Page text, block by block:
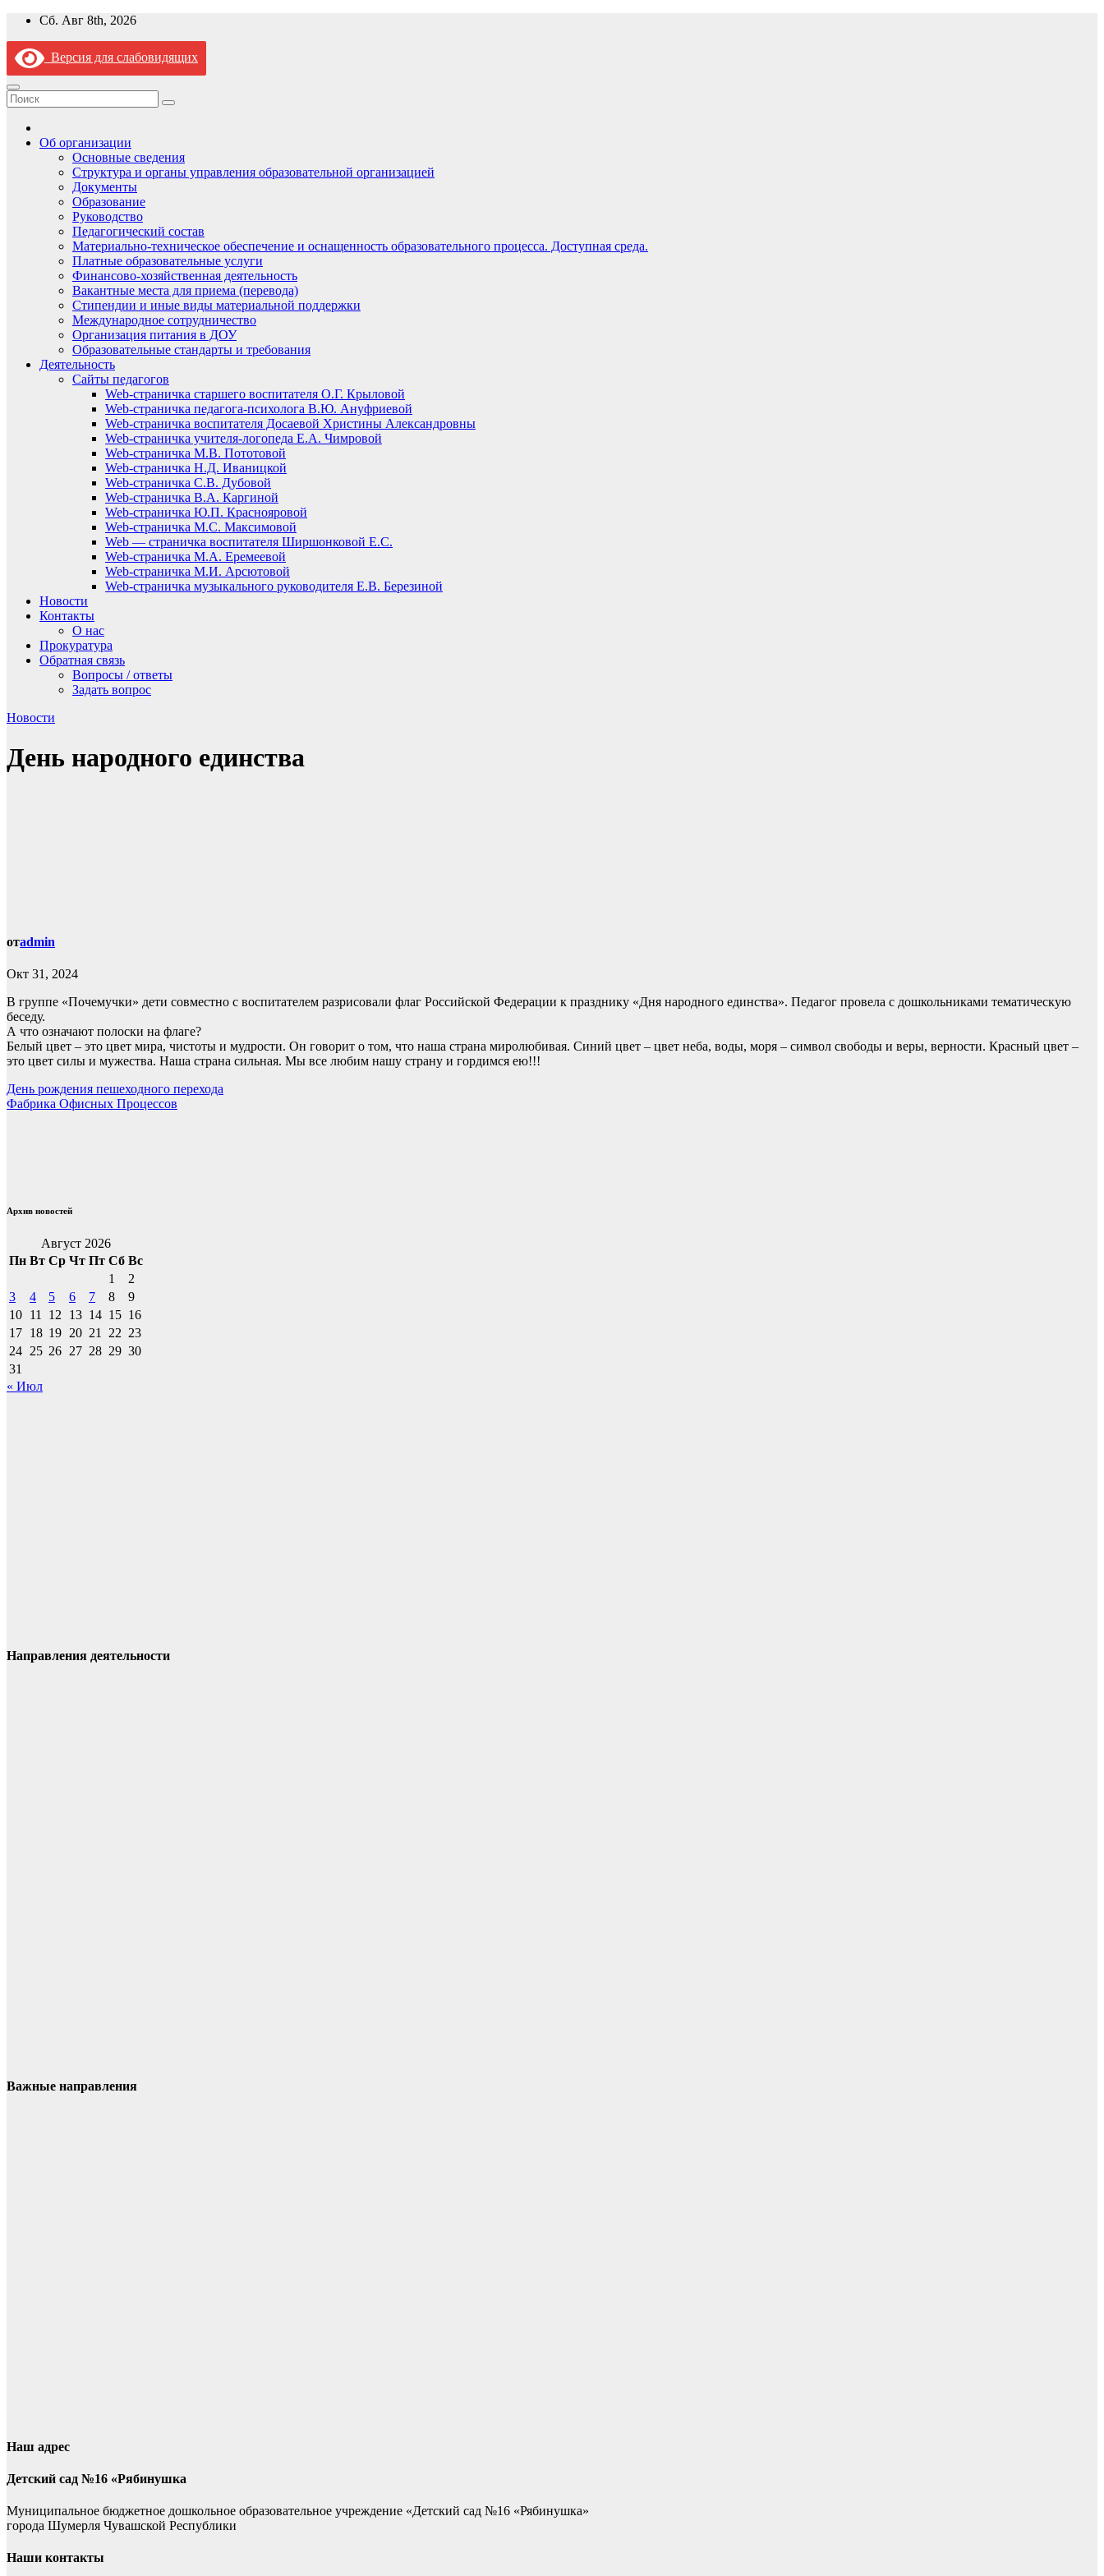
Перейти
содержимому
Сб. Авг 8th, 2026
Версия для слабовидящих
Об организации
Основные сведения
Структура и органы управления образовательной организацией
Документы
Образование
Руководство
Педагогический состав
Материально-техническое обеспечение и оснащенность образовательного процесса. Доступная среда.
Платные образовательные услуги
Финансово-хозяйственная деятельность
Вакантные места для приема (перевода)
Стипендии и иные виды материальной поддержки
Международное сотрудничество
Организация питания в ДОУ
Образовательные стандарты и требования
Деятельность
Сайты педагогов
Web-страничка старшего воспитателя О.Г. Крыловой
Web-страничка педагога-психолога В.Ю. Ануфриевой
Web-страничка воспитателя Досаевой Христины Александровны
Web-страничка учителя-логопеда Е.А. Чимровой
Web-страничка М.В. Пототовой
Web-страничка Н.Д. Иваницкой
Web-страничка С.В. Дубовой
Web-страничка В.А. Каргиной
Web-страничка Ю.П. Краснояровой
Web-страничка М.С. Максимовой
Web — страничка воспитателя Ширшонковой Е.С.
Web-страничка М.А. Еремеевой
Web-страничка М.И. Арсютовой
Web-страничка музыкального руководителя Е.В. Березиной
Новости
Контакты
О нас
Прокуратура
Обратная связь
Вопросы / ответы
Задать вопрос
Новости
День народного единства
отadmin
Окт 31, 2024
В группе «Почемучки» дети совместно с воспитателем разрисовали флаг Российской Федерации к празднику «Дня народного единства». Педагог провела с дошкольниками тематическую
беседу.
А что означают полоски на флаге?
Белый цвет – это цвет мира, чистоты и мудрости. Он говорит о том, что наша страна миролюбивая. Синий цвет – цвет неба, воды, моря – символ свободы и веры, верности. Красный цвет –
это цвет силы и мужества. Наша страна сильная. Мы все любим нашу страну и гордимся ею!!!
Навигация
по
День рождения пешеходного перехода
Фабрика Офисных Процессов
Архив новостей
Август 2026
Пн Вт Ср Чт Пт Сб Вс
1
2
3
4 5 6 7 8
9
10 11 12 13 14 15 16
17 18 19 20 21 22 23
24 25 26 27 28 29 30
31
« Июл
Направления деятельности
Важные направления
Наш адрес
Детский сад №16 «Рябинушка
Муниципальное бюджетное дошкольное образовательное учреждение «Детский сад №16 «Рябинушка»
города Шумерля Чувашской Республики
Наши контакты